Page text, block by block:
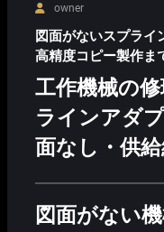
owner
図面がないスプライ
高精度コピー製作ま
工作機械の
ラインアダ
面なし・供
図面がない